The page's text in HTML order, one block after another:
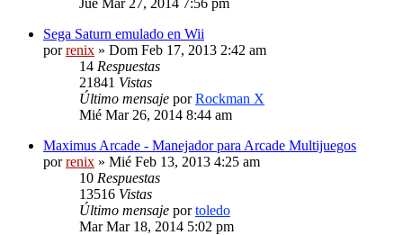
Sega Saturn emulado en Wii
porrenix » Dom Feb 17, 2013 2:42 am
14 Respuestas
21841 Vistas
Último mensaje porRockman X
Mié Mar 26, 2014 8:44 am
Maximus Arcade - Manejador para Arcade Multijuegos
porrenix » Mié Feb 13, 2013 4:25 am
10 Respuestas
13516 Vistas
Último mensaje portoledo
Mar Mar 18, 2014 5:02 pm